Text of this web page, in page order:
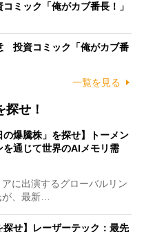
ミック「俺がカブ番長！」
投資コミック「俺がカブ番
一覧を見る
せ！
の爆騰株」を探せ】トーメン
通じて世界のAIメモリ需
に出演するグローバルリン
が、最新…
探せ】レーザーテック：最先